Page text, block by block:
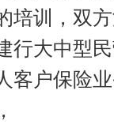
培训，双
行大中型
客户保险